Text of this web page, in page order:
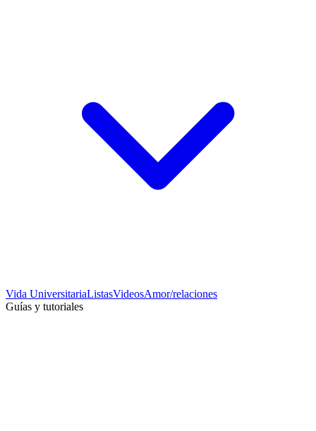
Vida UniversitariaListasVideosAmor/relaciones
Guías y tutoriales